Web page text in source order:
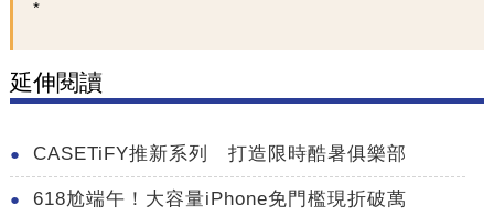
延伸閱讀
CASETiFY推新系列 打造限時酷暑俱樂部
618尬端午！大容量iPhone免門檻現折破萬